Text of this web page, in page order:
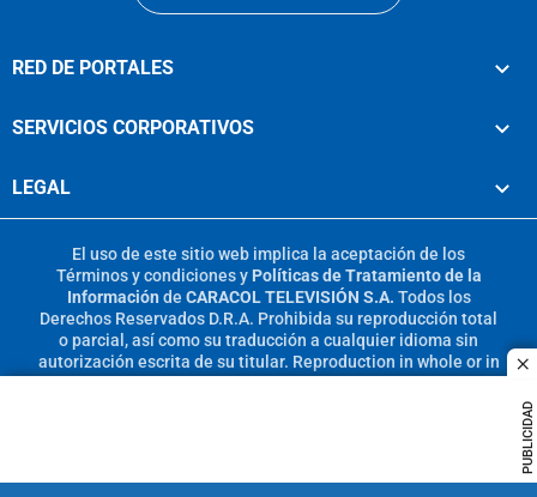
PUBLICIDAD
RED DE PORTALES
SERVICIOS CORPORATIVOS
LEGAL
El uso de este sitio web implica la aceptación de los
Términos y condicionesy Políticas de Tratamiento de la
Información de CARACOL TELEVISIÓN S.A. Todos los
Derechos Reservados D.R.A. Prohibida su reproducción total
o parcial, así como su traducción a cualquier idioma sin
autorización escrita de su titular. Reproduction in whole or in